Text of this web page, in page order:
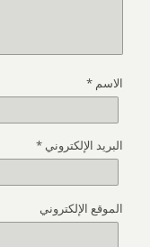
الاسم *
البريد الإلكتروني *
الموقع الإلكتروني